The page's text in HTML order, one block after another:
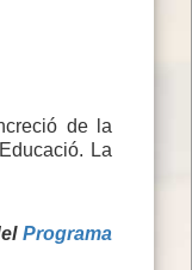
de la
La
Programa